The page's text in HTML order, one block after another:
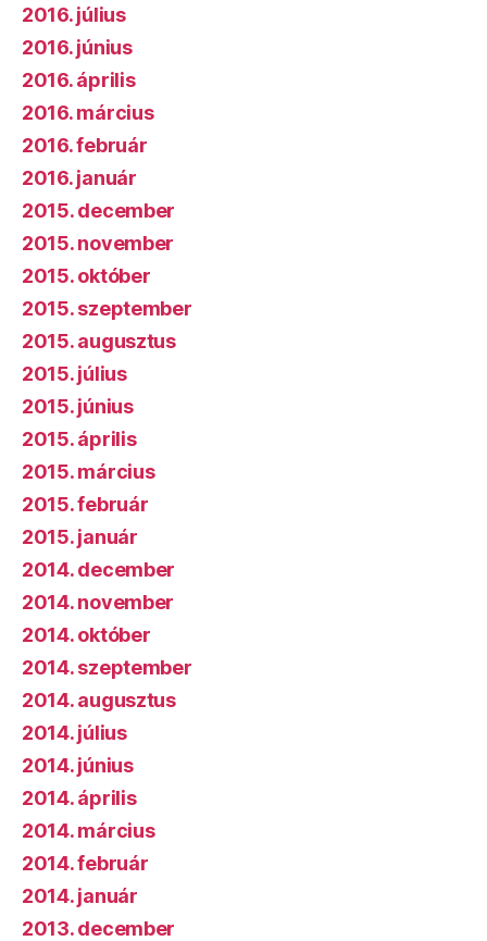
2016. július
2016. június
2016. április
2016. március
2016. február
2016. január
2015. december
2015. november
2015. október
2015. szeptember
2015. augusztus
2015. július
2015. június
2015. április
2015. március
2015. február
2015. január
2014. december
2014. november
2014. október
2014. szeptember
2014. augusztus
2014. július
2014. június
2014. április
2014. március
2014. február
2014. január
2013. december